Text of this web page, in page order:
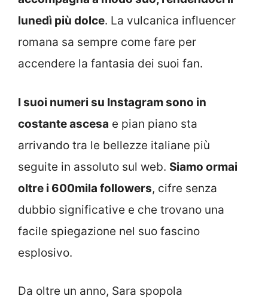
lunedì più dolce. La vulcanica influencer
romana sa sempre come fare per
accendere la fantasia dei suoi fan.
I suoi numeri su Instagram sono in
costante ascesa e pian piano sta
arrivando tra le bellezze italiane più
seguite in assoluto sul web. Siamo ormai
oltre i 600mila followers, cifre senza
dubbio significative e che trovano una
facile spiegazione nel suo fascino
esplosivo.
Da oltre un anno, Sara spopola